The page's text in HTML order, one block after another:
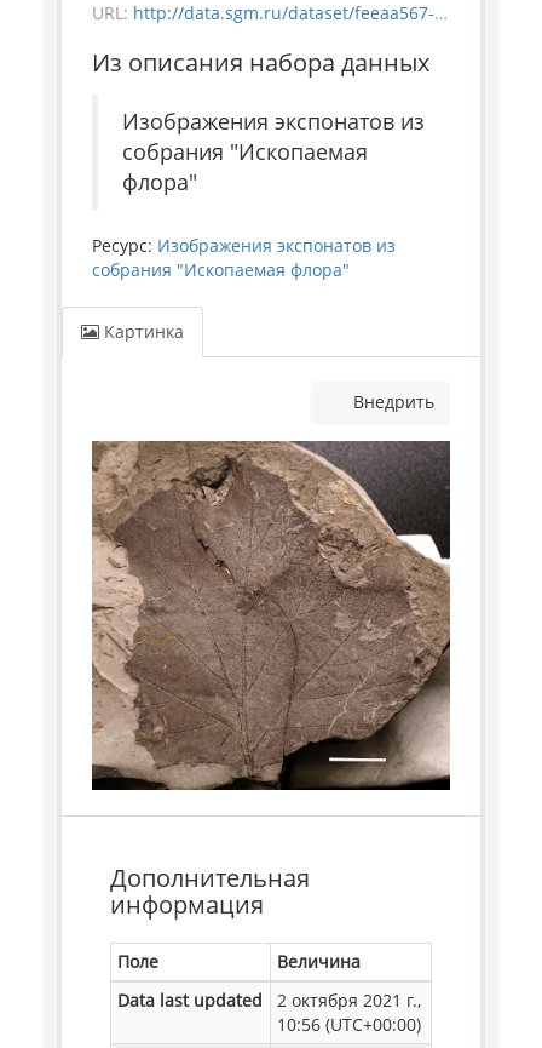
URL: http://data.sgm.ru/dataset/feeaa567-e841-4fc6-ab56-73987ea6492e/resource/b1fd77f2-79ac-470d-9acd-4160077bdbea/download/-1835-10_-08603_ettingshausenia-cuneifolia.jpg
Из описания набора данных
Изображения экспонатов из
собрания "Ископаемая
флора"
Ресурс: Изображения экспонатов из
собрания "Ископаемая флора"
Картинка
Внедрить
Дополнительная
информация
Поле
Величина
Data last updated
2 октября 2021 г.,
10:56 (UTC+00:00)